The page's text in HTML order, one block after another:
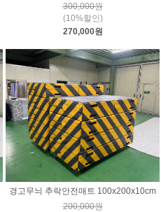
300,000원
(10%할인)
270,000원
경고무늬 추락안전매트 100x200x10cm
200,000원